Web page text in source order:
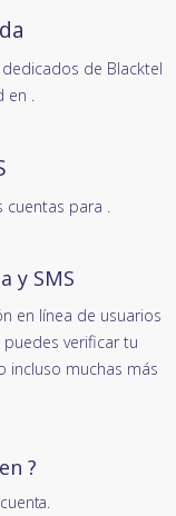
de Blacktel
en .
cuentas para .
y SMS
en línea de usuarios
verificar tu
incluso muchas más
?